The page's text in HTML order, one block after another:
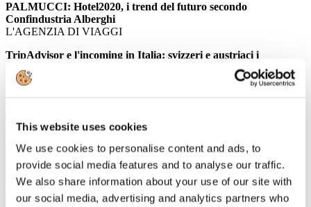
This website uses cookies
We use cookies to personalise content and ads, to
provide social media features and to analyse our traffic.
We also share information about your use of our site with
our social media, advertising and analytics partners who
PALMUCCI: Hotel2020, i trend del futuro secondo
Confindustria Alberghi
L'AGENZIA DI VIAGGI
TripAdvisor e l'incoming in Italia: svizzeri e austriaci i
principali fan del Belpaese
ITALIAN VENUE
EVENT REPORT
Roma perde appeal: in 10 anni 700mila presenze turistiche in
meno, a Milano il primato della crescita
EVENT REPORT
Italia primo paese per aziende del lusso: 29 i brand italiani fra i